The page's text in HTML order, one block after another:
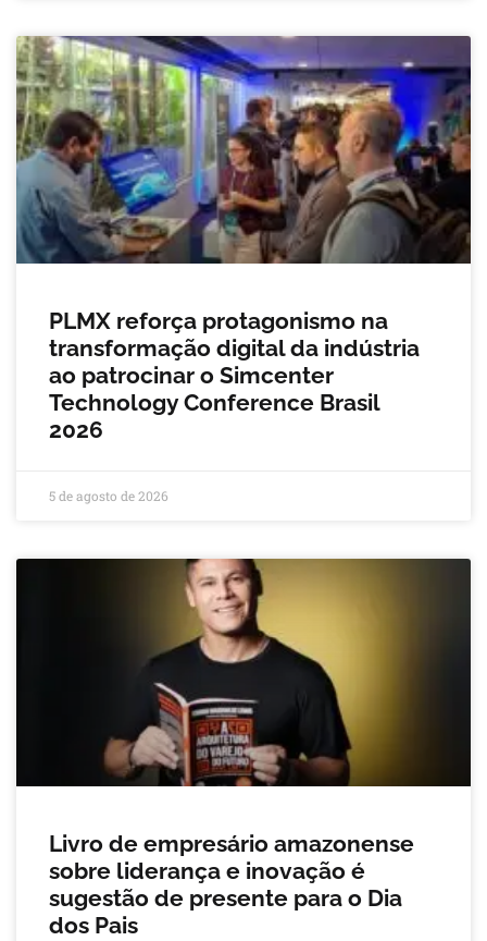
PLMX reforça protagonismo na
transformação digital da indústria
ao patrocinar o Simcenter
Technology Conference Brasil
2026
5 de agosto de 2026
Livro de empresário amazonense
sobre liderança e inovação é
sugestão de presente para o Dia
dos Pais